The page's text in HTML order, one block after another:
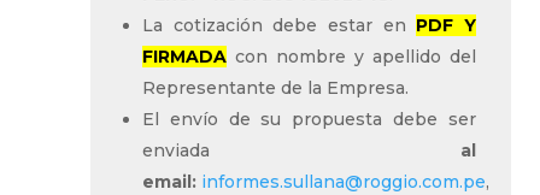
La cotización debe estar en PDF Y
FIRMADAcon nombre y apellido del
Representante de la Empresa.
El envío de su propuesta debe ser
enviada al
email: informes.sullana@roggio.com.pe,